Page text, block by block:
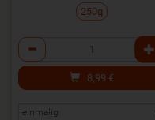
250g
Anzahl
8,99 €